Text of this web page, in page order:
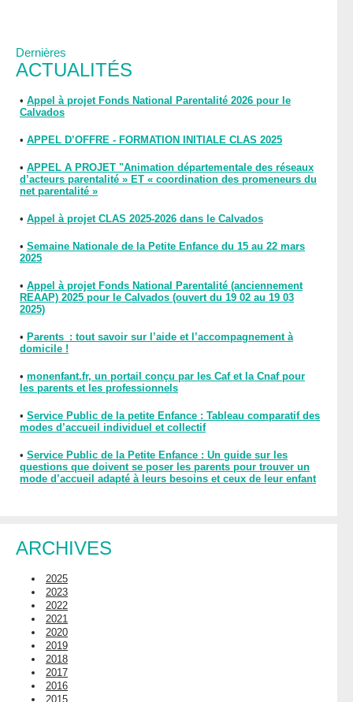
Dernières
ACTUALITÉS
• Appel à projet Fonds National Parentalité 2026 pour le
Calvados
• APPEL D’OFFRE - FORMATION INITIALE CLAS 2025
• APPEL A PROJET "Animation départementale des réseaux
d’acteurs parentalité » ET « coordination des promeneurs du
net parentalité »
• Appel à projet CLAS 2025-2026 dans le Calvados
• Semaine Nationale de la Petite Enfance du 15 au 22 mars
2025
• Appel à projet Fonds National Parentalité (anciennement
REAAP) 2025 pour le Calvados (ouvert du 19 02 au 19 03
2025)
• Parents : tout savoir sur l’aide et l’accompagnement à
domicile !
• monenfant.fr, un portail conçu par les Caf et la Cnaf pour
les parents et les professionnels
• Service Public de la petite Enfance : Tableau comparatif des
modes d’accueil individuel et collectif
• Service Public de la Petite Enfance : Un guide sur les
questions que doivent se poser les parents pour trouver un
mode d’accueil adapté à leurs besoins et ceux de leur enfant
ARCHIVES
2025
2023
2022
2021
2020
2019
2018
2017
2016
2015